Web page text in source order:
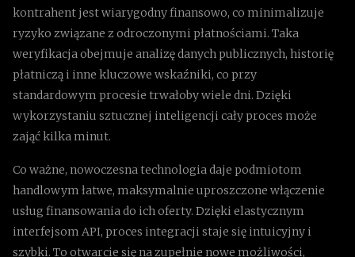
kontrahent jest wiarygodny finansowo, co minimalizuje
ryzyko związane z odroczonymi płatnościami. Taka
weryfikacja obejmuje analizę danych publicznych, historię
płatniczą i inne kluczowe wskaźniki, co przy
standardowym procesie trwałoby wiele dni. Dzięki
wykorzystaniu sztucznej inteligencji cały proces może
zająć kilka minut.
Co ważne, nowoczesna technologia daje podmiotom
handlowym łatwe, maksymalnie uproszczone włączenie
usług finansowania do ich oferty. Dzięki elastycznym
interfejsom API, proces integracji staje się intuicyjny i
szybki. To otwarcie się na zupełnie nowe możliwości,